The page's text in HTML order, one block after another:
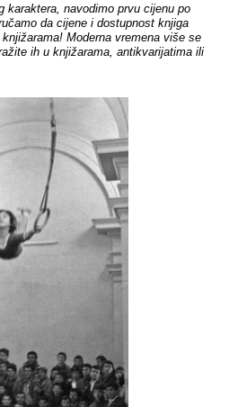
karaktera, navodimo prvu cijenu po
da cijene i dostupnost knjiga
Moderna vremena više se
ih u knjižarama, antikvarijatima ili